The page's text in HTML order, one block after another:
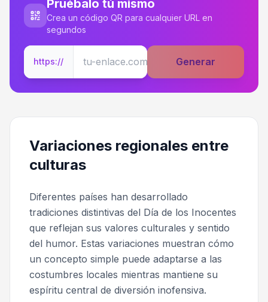
Pruébalo tú mismo
Crea un código QR para cualquier URL en
segundos
https:// Generar
Variaciones regionales entre
culturas
Diferentes países han desarrollado
tradiciones distintivas del Día de los Inocentes
que reflejan sus valores culturales y sentido
del humor. Estas variaciones muestran cómo
un concepto simple puede adaptarse a las
costumbres locales mientras mantiene su
espíritu central de diversión inofensiva.